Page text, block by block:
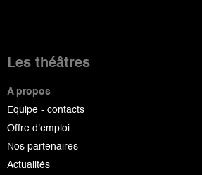
Les théâtres
A propos
Equipe - contacts
Offre d'emploi
Nos partenaires
Actualités